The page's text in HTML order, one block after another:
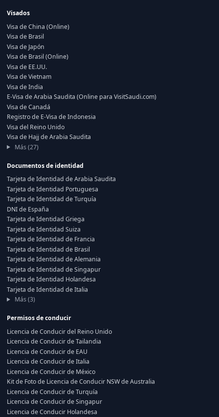
Visados
Visa de China (Online)
Visa de Brasil
Visa de Japón
Visa de Brasil (Online)
Visa de EE.UU.
Visa de Vietnam
Visa de India
E-Visa de Arabia Saudita (Online para VisitSaudi.com)
Visa de Canadá
Registro de E-Visa de Indonesia
Visa del Reino Unido
Visa de Hajj de Arabia Saudita
Más (27)
Documentos de identidad
Tarjeta de Identidad de Arabia Saudita
Tarjeta de Identidad Portuguesa
Tarjeta de Identidad de Turquía
DNI de España
Tarjeta de Identidad Griega
Tarjeta de Identidad Suiza
Tarjeta de Identidad de Francia
Tarjeta de Identidad de Brasil
Tarjeta de Identidad de Alemania
Tarjeta de Identidad de Singapur
Tarjeta de Identidad Holandesa
Tarjeta de Identidad de Italia
Más (3)
Permisos de conducir
Licencia de Conducir del Reino Unido
Licencia de Conducir de Tailandia
Licencia de Conducir de EAU
Licencia de Conducir de Italia
Licencia de Conducir de México
Kit de Foto de Licencia de Conducir NSW de Australia
Licencia de Conducir de Turquía
Licencia de Conducir de Singapur
Licencia de Conducir Holandesa